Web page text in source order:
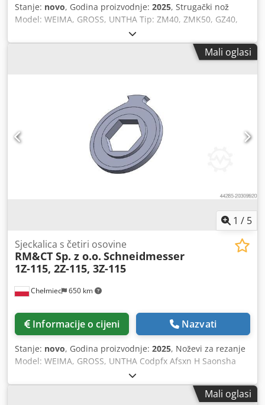
Stanje: novo, Godina proizvodnje: 2025, Strugački nož
Model: WEIMA, GROSS, UNTHA Tip: ZM40, ZMK50, GZ40,
RS40, RS50 Godina proizvodnje: 2025 Codpfx Aoxn
Iyfsfnsha Novi / odmah spreman za upotrebu 1. 8Z-86 nož
2. 4Z-86 nož Mi smo proizvođač zamjenskih noževa iMali oglasi
1 / 5
Chełmiec 650 km
Sjeckalica s četiri osovine
RM&CT Sp. z o.o. Schneidmesser
1Z-115, 2Z-115, 3Z-115
Informacije o cijeni Nazvati
Stanje: novo, Godina proizvodnje: 2025, Noževi za rezanje
Model: WEIMA, GROSS, UNTHA Codpfx Afsxn H Saonsha
Tip: ZM40, ZMK50, GZ40, RS40, RS50 Godina proizvodnje:
2025 Novi / odmah spremni za upotrebu 1. 1Z-115 nož 2.
2Z-115 nož 3. 3Z-115 nož Proizvođač smo rezervnih noževa
Mali oglasi